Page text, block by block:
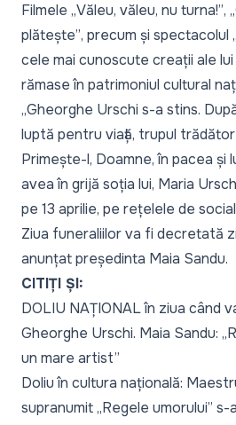
Filmele „Văleu, văleu, nu turna!”, „
plătește”, precum și spectacolul
cele mai cunoscute creații ale
rămase în patrimoniul cultural
„Gheorghe Urschi s-a stins.
luptă pentru viață, trupul
Primește-l, Doamne, în pacea și
avea în grijă soția lui, Maria
pe 13 aprilie, pe rețelele de
Ziua funeraliilor va fi decretată
anunțatpreședinta Maia Sandu.
CITIȚI ȘI:
DOLIU NAȚIONAL în ziua când
Gheorghe Urschi. Maia Sandu:
un mare artist”
Doliu în cultura națională:
supranumit „Regele umorului” s-